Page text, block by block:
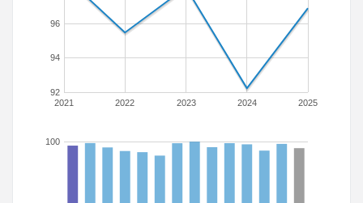
2021 2022 2023 2024 2025
92
94
96
100